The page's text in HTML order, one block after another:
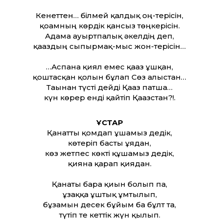
Кенеттен… білмей қалдық оң-терісін,
қоғамның көрдік қансыз төңкерісін.
Адамға ауыртпалық әкелдің деп,
қағаздың сыпырмақ-мыс жон-терісін…
…Аспанға қиял емес қағаз ұшқан,
қоштасқан қолын бұлғап Сөз алыстан…
Тағынан түсті дейді Қағаз патша…
күн көрер енді қайтіп Қағазстан?!.
ҚҰСТАР
Қанатты қомдап ұшамыз дедік,
көтеріп басты ұядан,
көз жетпес көкті құшамыз дедік,
қиянға қарап қиядан.
Қанаты барға қиын болып па,
ұзаққа ұштық ұмтылып,
бұзамын десек бұйым ба бұлт та,
түтіп те кеттік жүн қылып.